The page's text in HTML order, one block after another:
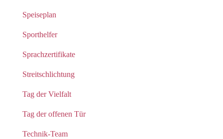
Speiseplan
Sporthelfer
Sprachzertifikate
Streitschlichtung
Tag der Vielfalt
Tag der offenen Tür
Technik-Team